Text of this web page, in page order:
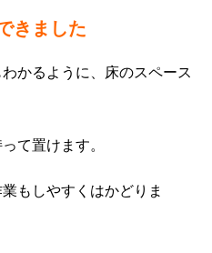
きました
かるように、床のスペース
て置けます。
もしやすくはかどりま